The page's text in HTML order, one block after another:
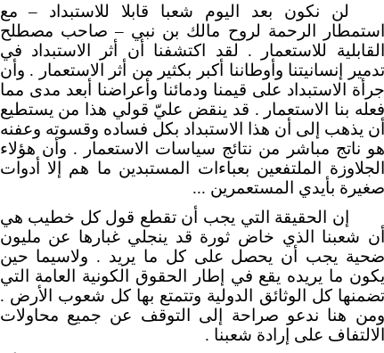
لن نكون بعد اليوم شعبا قابلا للاستبداد – مع
استمطار الرحمة لروح مالك بن نبي – صاحب مصطلح
القابلية للاستعمار . لقد اكتشفنا أن أثر الاستبداد في
تدمير إنسانيتنا وأوطاننا أكبر بكثير من أثر الاستعمار . وأن
جرأة الاستبداد على قيمنا ودمائنا وأعراضنا أبعد مدى مما
فعله بنا الاستعمار . قد ينقض عليّ قولي هذا من يستطيع
أن يذهب إلى أن هذا الاستبداد بكل فساده وقسوته وعفنه
هو ناتج مباشر من نتائج سياسات الاستعمار . وأن هؤلاء
الجلاوزة الملتفعين بعباءات المستبدين ما هم إلا أدوات
صغيرة بأيدي المستعمرين ...
إن الحقيقة التي يجب أن تقطع قول كل خطيب هي
أن شعبنا الذي خاض ثورة قد ينجلي غبارها عن مليون
ضحية يجب أن يحصل على كل ما يريد . ولاسيما حين
يكون ما يريده يقع في إطار الحقوق الكونية العامة التي
تضمنها كل الوثائق الدولية وتتمتع بها كل شعوب الأرض .
ومن هنا ندعو صراحة إلى التوقف عن جميع محاولات
الالتفاف على إرادة شعبنا .